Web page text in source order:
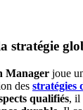
stratégie
Manager joue
des stratégies
qualifiés, il